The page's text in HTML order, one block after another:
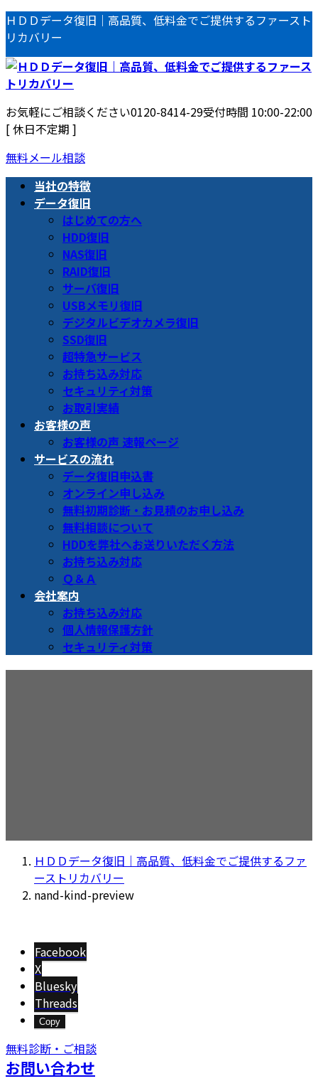
コ
ン
テ
ン
ツ
へ
ス
キ
ッ
プ
ナ
ビ
ゲ
ー
シ
ョ
ン
に
移
動
ＨＤＤデータ復旧｜高品質、低料金でご提供するファースト
リカバリー
お気軽にご相談ください0120-8414-29受付時間 10:00-22:00
[ 休日不定期 ]
無料メール相談
当社の特徴
データ復旧
はじめての方へ
HDD復旧
NAS復旧
RAID復旧
サーバ復旧
USBメモリ復旧
デジタルビデオカメラ復旧
SSD復旧
超特急サービス
お持ち込み対応
セキュリティ対策
お取引実績
お客様の声
お客様の声 速報ページ
サービスの流れ
データ復旧申込書
オンライン申し込み
無料初期診断・お見積のお申し込み
無料相談について
HDDを弊社へお送りいただく方法
お持ち込み対応
Ｑ＆Ａ
会社案内
お持ち込み対応
個人情報保護方針
セキュリティ対策
ＨＤＤデータ復旧｜高品質、低料金でご提供するファ
ーストリカバリー
nand-kind-preview
Facebook
X
Bluesky
Threads
Copy
無料診断・ご相談
お問い合わせ